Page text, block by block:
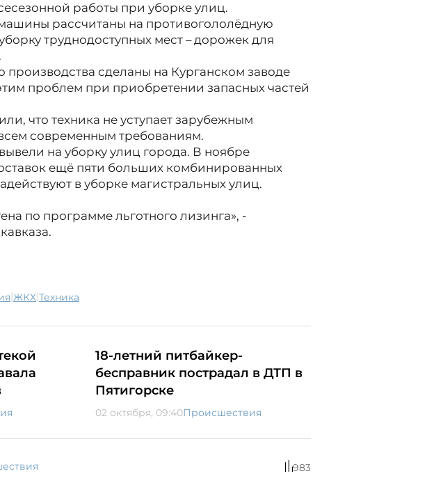
работы при уборке улиц.
рассчитаны на противогололёдную
труднодоступных мест – дорожек для
производства сделаны на Курганском заводе
проблем при приобретении запасных частей
что техника не уступает зарубежным
современным требованиям.
на уборку улиц города. В ноябре
ещё пяти больших комбинированных
в уборке магистральных улиц.
по программе льготного лизинга», -
| ЖКХ| техника
18-летний питбайкер-
бесправник пострадал в ДТП в
Пятигорске
02 октября, 09:40Происшествия
983